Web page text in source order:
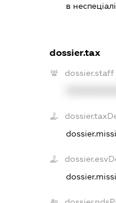
в
dossier.tax
dossier.staff